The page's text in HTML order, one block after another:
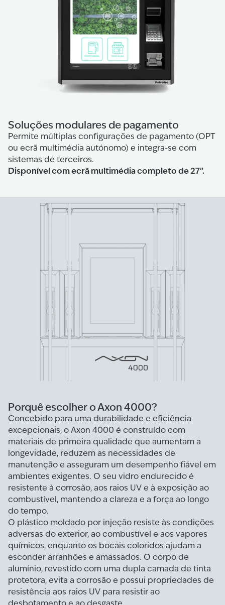
Soluções modulares de pagamento
Permite múltiplas configurações de pagamento (OPT
ou ecrã multimédia autónomo) e integra-se com
sistemas de terceiros.
Disponível com ecrã multimédia completo de 27”.
Porquê escolher o Axon 4000?
Concebido para uma durabilidade e eficiência
excepcionais, o Axon 4000 é construído com
materiais de primeira qualidade que aumentam a
longevidade, reduzem as necessidades de
manutenção e asseguram um desempenho fiável em
ambientes exigentes. O seu vidro endurecido é
resistente à corrosão, aos raios UV e à exposição ao
combustível, mantendo a clareza e a força ao longo
do tempo.
O plástico moldado por injeção resiste às condições
adversas do exterior, ao combustível e aos vapores
químicos, enquanto os bocais coloridos ajudam a
esconder arranhões e amassados. O corpo de
alumínio, revestido com uma dupla camada de tinta
protetora, evita a corrosão e possui propriedades de
resistência aos raios UV para resistir ao